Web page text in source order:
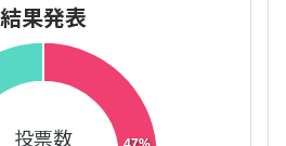
結果発表
投票数